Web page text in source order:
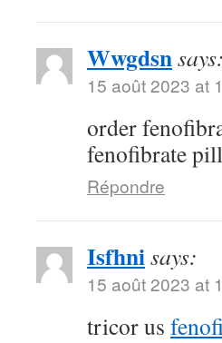
Wwgdsnsays:
15 août 2023 at
order
fenofibrate pill
Répondre
Isfhnisays:
15 août 2023 at
tricor us